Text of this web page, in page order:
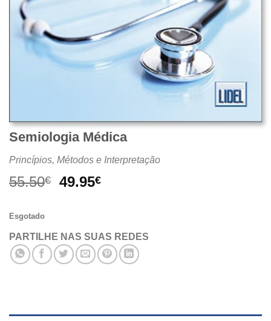
Semiologia Médica
Princípios, Métodos e Interpretação
55.50€
O
55.50€.
49.95€O
49.95€.
Esgotado
PARTILHE NAS SUAS REDES